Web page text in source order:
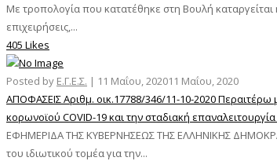
Με τροπολογία που κατατέθηκε στη Βουλή καταργείται
επιχειρήσεις,...
405 Likes
Posted by Ε.Γ.Ε.Σ. | 11 Μαΐου, 202011 Μαΐου, 2020
ΑΠΟΦΑΣΕΙΣ Αριθμ. οικ.17788/346/11-10-2020
κορωνοϊού COVID-19 και την σταδιακή
ΕΦΗΜΕΡΙΔΑ ΤΗΣ ΚΥΒΕΡΝΗΣΕΩΣ ΤΗΣ ΕΛΛΗΝΙΚΗΣ
του ιδιωτικού τομέα για την...